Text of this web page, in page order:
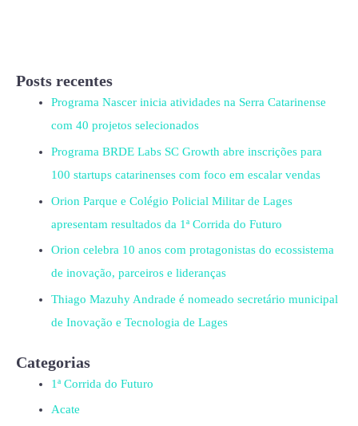
Posts recentes
Programa Nascer inicia atividades na Serra Catarinense
com 40 projetos selecionados
Programa BRDE Labs SC Growth abre inscrições para
100 startups catarinenses com foco em escalar vendas
Orion Parque e Colégio Policial Militar de Lages
apresentam resultados da 1ª Corrida do Futuro
Orion celebra 10 anos com protagonistas do ecossistema
de inovação, parceiros e lideranças
Thiago Mazuhy Andrade é nomeado secretário municipal
de Inovação e Tecnologia de Lages
Categorias
1ª Corrida do Futuro
Acate